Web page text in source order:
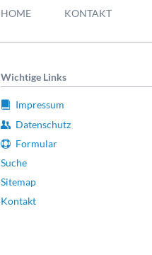
HOME KONTAKT
Wichtige Links
Impressum
Datenschutz
Formular
Suche
Sitemap
Kontakt